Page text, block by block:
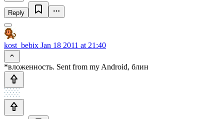
Reply
kost_bebix Jan 18 2011 at 21:40
*вложенность. Sent from my Android, блин